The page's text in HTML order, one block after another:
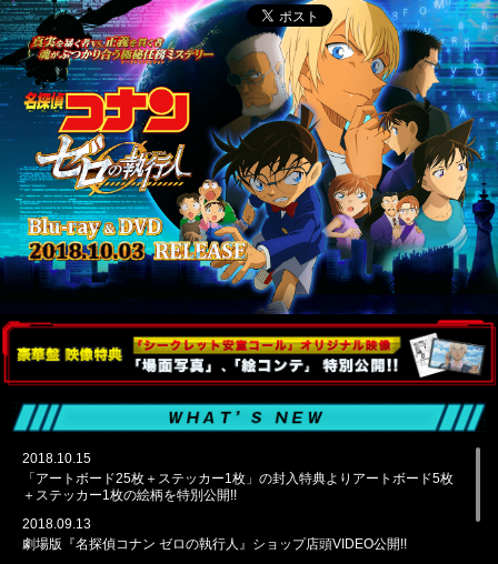
2018.10.15
「アートボード25枚＋ステッカー1枚」の封入特典よりアートボード5枚
＋ステッカー1枚の絵柄を特別公開!!
2018.09.13
劇場版『名探偵コナン ゼロの執行人』ショップ店頭VIDEO公開!!